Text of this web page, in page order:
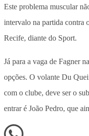
Este problema muscular
intervalo na partida contra
Recife, diante do Sport.
Já para a vaga de Fagner
opções. O volante Du
com o clube, deve ser o
entrar é João Pedro, que